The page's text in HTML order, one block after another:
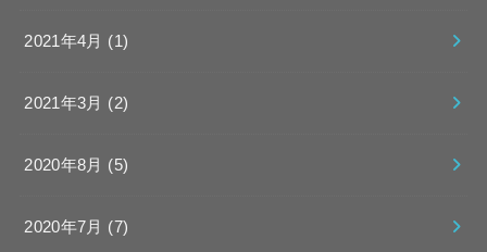
2021年4月 (1)
2021年3月 (2)
2020年8月 (5)
2020年7月 (7)